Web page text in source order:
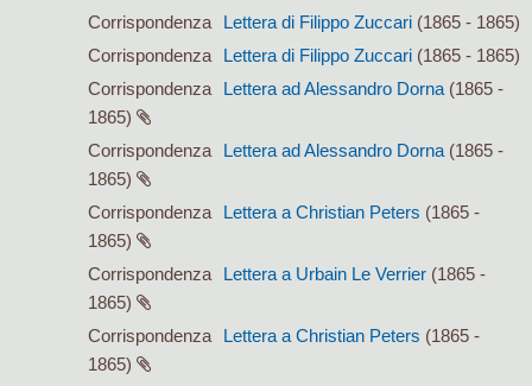
Corrispondenza
Lettera di Filippo Zuccari (1865 - 1865)
Corrispondenza
Lettera di Filippo Zuccari (1865 - 1865)
Corrispondenza
Lettera ad Alessandro Dorna (1865 -
1865)
Corrispondenza
Lettera ad Alessandro Dorna (1865 -
1865)
Corrispondenza
Lettera a Christian Peters (1865 -
1865)
Corrispondenza
Lettera a Urbain Le Verrier (1865 -
1865)
Corrispondenza
Lettera a Christian Peters (1865 -
1865)